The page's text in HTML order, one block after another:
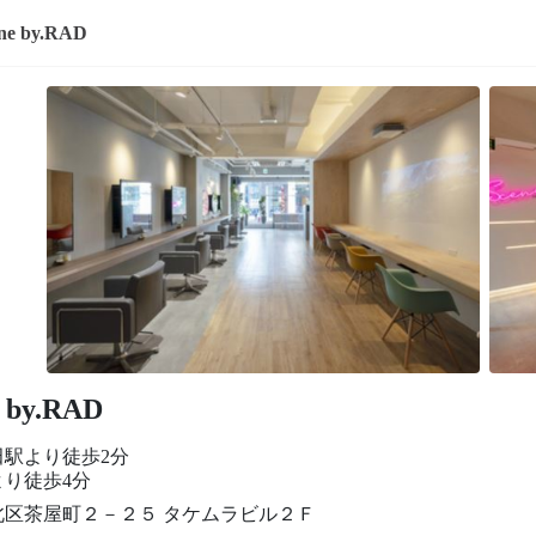
by.RAD
by.RAD
より徒歩2分
徒歩4分
茶屋町２－２５ タケムラビル２Ｆ